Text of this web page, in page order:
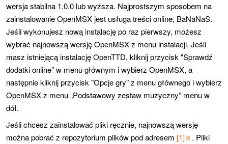
wersja stabilna 1.0.0 lub wyższa. Najprostszym sposobem na
zainstalowanie OpenMSX jest usługa treści online, BaNaNaS.
Jeśli wykonujesz nową instalację po raz pierwszy, możesz
wybrać najnowszą wersję OpenMSX z menu instalacji. Jeśli
masz istniejącą instalację OpenTTD, kliknij przycisk "Sprawdź
dodatki online" w menu głównym i wybierz OpenMSX, a
następnie kliknij przycisk "Opcje gry" z menu głównego i wybierz
OpenMSX z menu „Podstawowy zestaw muzyczny” menu w
dół.
Jeśli chcesz zainstalować pliki ręcznie, najnowszą wersję
można pobrać z repozytorium plików pod adresem [1]
. Pliki